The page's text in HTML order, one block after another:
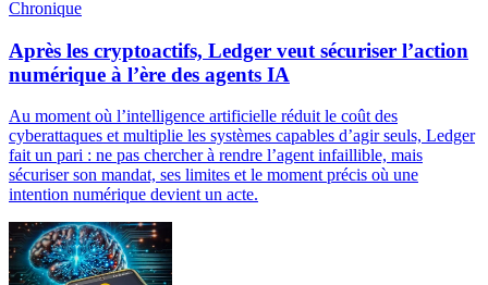
Chronique
Après les cryptoactifs, Ledger veut sécuriser l’action
numérique à l’ère des agents IA
Au moment où l’intelligence artificielle réduit le coût des
cyberattaques et multiplie les systèmes capables d’agir seuls, Ledger
fait un pari : ne pas chercher à rendre l’agent infaillible, mais
sécuriser son mandat, ses limites et le moment précis où une
intention numérique devient un acte.